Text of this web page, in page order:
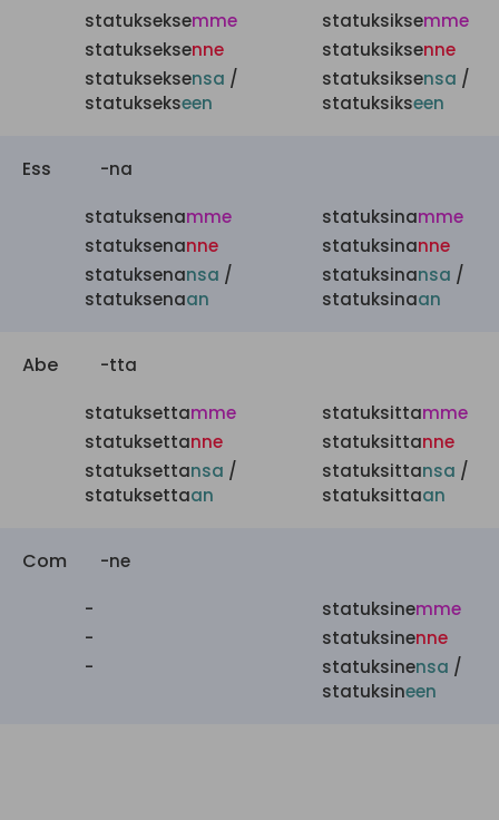
statukseksemme
statukseksenne
statukseksensa /
statuksekseen
statuksiksemme
statuksiksenne
statuksiksensa /
statuksikseen
Ess -na
statuksenamme
statuksenanne
statuksenansa /
statuksenaan
statuksinamme
statuksinanne
statuksinansa /
statuksinaan
Abe -tta
statuksettamme
statuksettanne
statuksettansa /
statuksettaan
statuksittamme
statuksittanne
statuksittansa /
statuksittaan
Com -ne
-
-
-
statuksinemme
statuksinenne
statuksinensa /
statuksineen